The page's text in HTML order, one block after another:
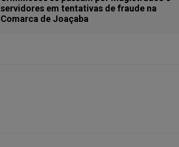
servidores em tentativas de fraude na
Comarca de Joaçaba